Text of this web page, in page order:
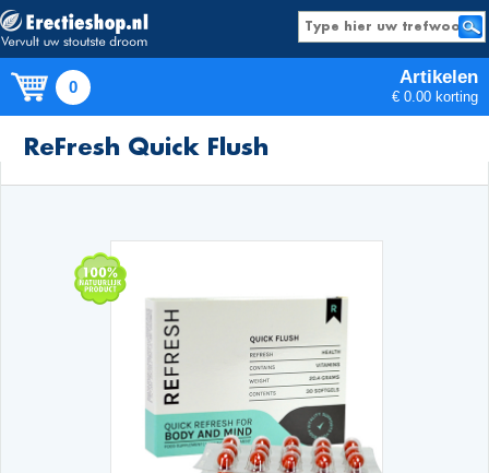
0 Artikelen
€ 0.00 korting
Producten
ReFresh Quick Flush